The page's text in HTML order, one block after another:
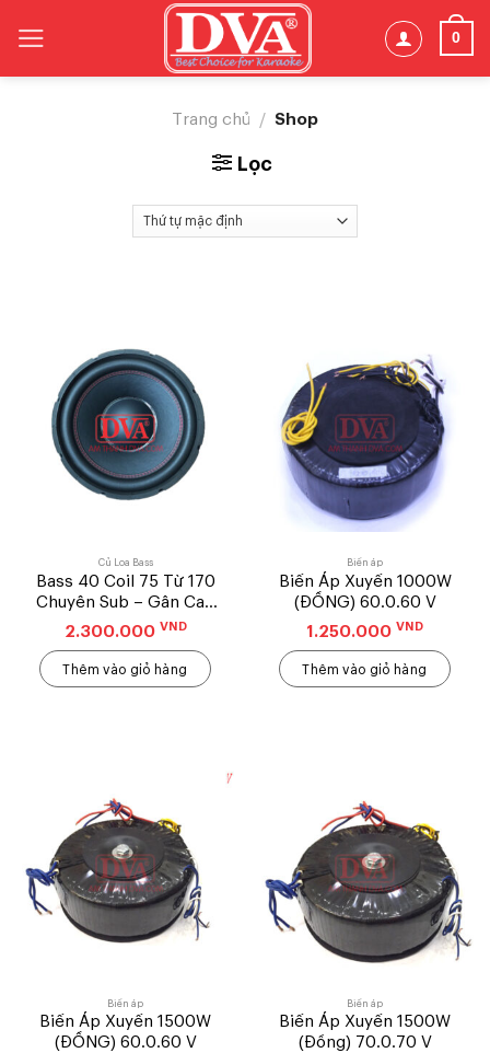
content
0
Trang chủ / Shop
Lọc
Củ Loa Bass
Bass 40 Coil 75 Từ 170
Chuyên Sub – Gân Cao
Su – Cặp
2.300.000 VND
Thêm vào giỏ hàng
Biến áp
Biến Áp Xuyến 1000W
(ĐỒNG) 60.0.60 V
1.250.000 VND
Thêm vào giỏ hàng
Biến áp
Biến Áp Xuyến 1500W
(ĐỒNG) 60.0.60 V
Biến áp
Biến Áp Xuyến 1500W
(Đồng) 70.0.70 V